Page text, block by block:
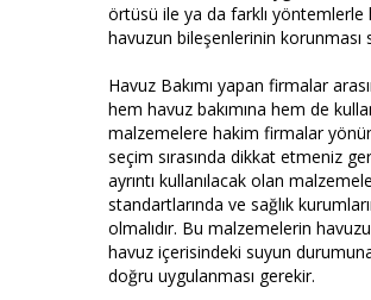
örtüsü ile ya da farklı yöntemlerle
havuzun bileşenlerinin korunması
Havuz Bakımı yapan firmalar
hem havuz bakımına hem de
malzemelere hakim firmalar
seçim sırasında dikkat etmeniz
ayrıntı kullanılacak olan
standartlarında ve sağlık
olmalıdır. Bu malzemelerin
havuz içerisindeki suyun
doğru uygulanması gerekir.